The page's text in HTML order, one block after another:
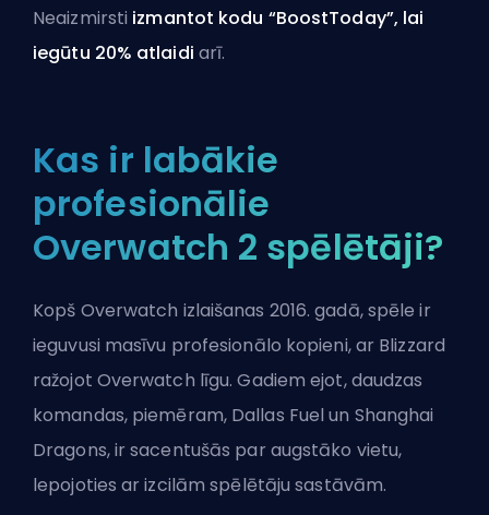
Neaizmirsti izmantot kodu “BoostToday”, lai
iegūtu 20% atlaidi arī.
Kas ir labākie
profesionālie
Overwatch 2 spēlētāji?
Kopš Overwatch izlaišanas 2016. gadā, spēle ir
ieguvusi masīvu profesionālo kopieni, ar Blizzard
ražojot Overwatch līgu. Gadiem ejot, daudzas
komandas, piemēram, Dallas Fuel un Shanghai
Dragons, ir sacentušās par augstāko vietu,
lepojoties ar izcilām spēlētāju sastāvām.